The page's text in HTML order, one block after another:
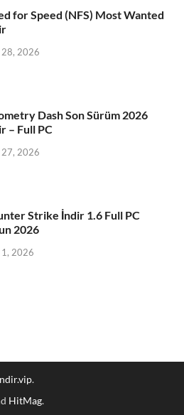
for Speed (NFS) Most Wanted
28, 2026
Dash Son Sürüm 2026
– Full PC
27, 2026
Strike İndir 1.6 Full PC
2026
1, 2026
.
HitMag.